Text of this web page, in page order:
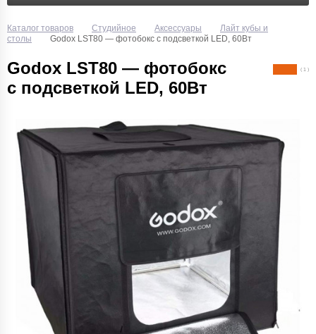
Каталог товаров Студийное Аксессуары
Лайт кубы и
столы
Godox LST80 — фотобокс с подсветкой LED, 60Вт
Godox LST80 — фотобокс
с подсветкой LED, 60Вт
( 1 )